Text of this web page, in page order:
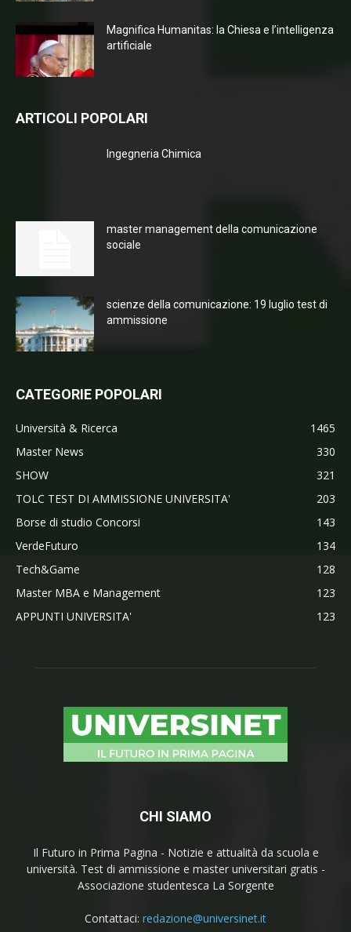
Magnifica Humanitas: la Chiesa e l’intelligenza
artificiale
ARTICOLI POPOLARI
Ingegneria Chimica
master management della comunicazione
sociale
scienze della comunicazione: 19 luglio test di
ammissione
CATEGORIE POPOLARI
Università & Ricerca
1465
Master News
330
SHOW
321
TOLC TEST DI AMMISSIONE UNIVERSITA'
203
Borse di studio Concorsi
143
VerdeFuturo
134
Tech&Game
128
Master MBA e Management
123
APPUNTI UNIVERSITA'
123
CHI SIAMO
Il Futuro in Prima Pagina - Notizie e attualità da scuola e
università. Test di ammissione e master universitari gratis -
Associazione studentesca La Sorgente
Contattaci: redazione@universinet.it